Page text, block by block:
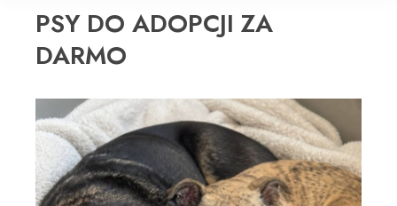
PSY DO ADOPCJI ZA
DARMO